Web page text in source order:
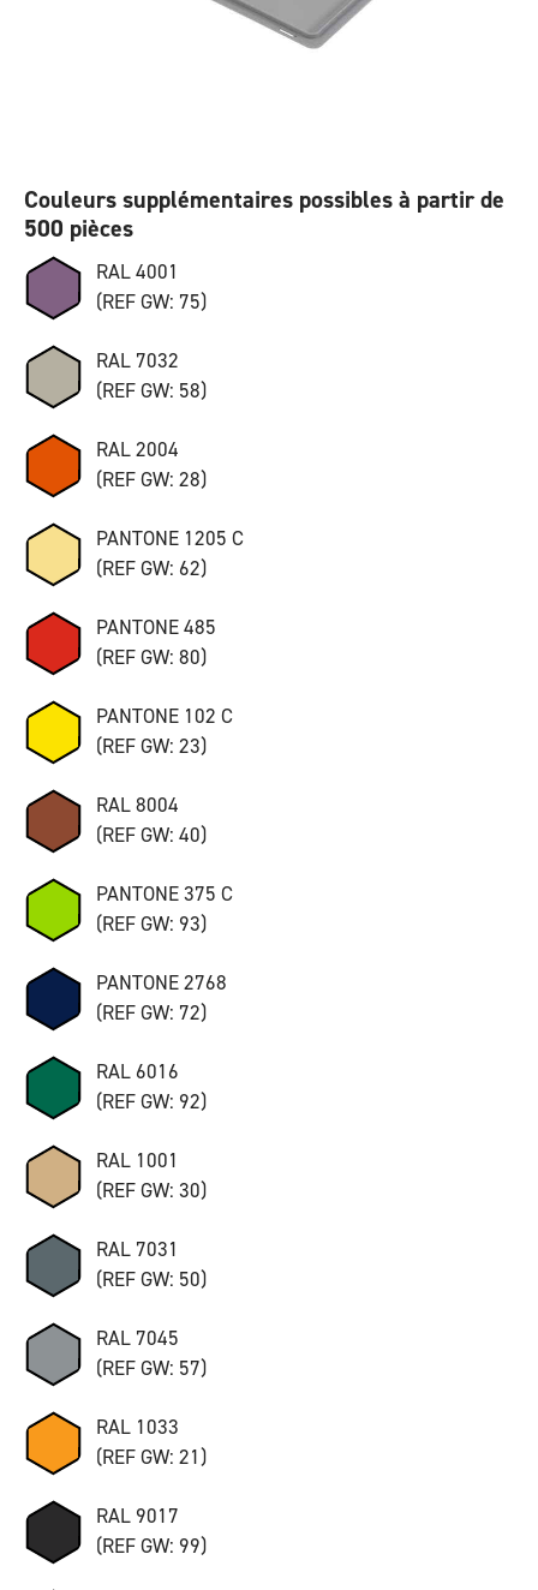
Couleurs supplémentaires possibles à partir de
500 pièces
RAL 4001
(REF GW: 75)
RAL 7032
(REF GW: 58)
RAL 2004
(REF GW: 28)
PANTONE 1205 C
(REF GW: 62)
PANTONE 485
(REF GW: 80)
PANTONE 102 C
(REF GW: 23)
RAL 8004
(REF GW: 40)
PANTONE 375 C
(REF GW: 93)
PANTONE 2768
(REF GW: 72)
RAL 6016
(REF GW: 92)
RAL 1001
(REF GW: 30)
RAL 7031
(REF GW: 50)
RAL 7045
(REF GW: 57)
RAL 1033
(REF GW: 21)
RAL 9017
(REF GW: 99)